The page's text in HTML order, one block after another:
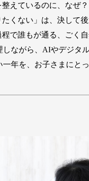
えているのに、なぜ
くない」は、決して
で誰もが通る、ごく自
ながら、AIやデジタ
年を、お子さまにと